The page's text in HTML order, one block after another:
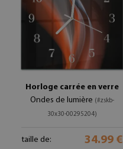
Horloge carrée en verre
Ondes de lumière (#zskb-
30x30-00295204)
taille de: 34.99 €